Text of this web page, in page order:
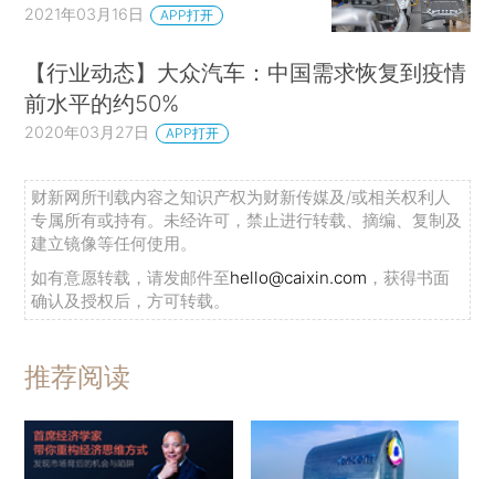
2021年03月16日 APP打开
【行业动态】大众汽车：中国需求恢复到疫情
前水平的约50%
2020年03月27日 APP打开
财新网所刊载内容之知识产权为财新传媒及/或相关权利人
专属所有或持有。未经许可，禁止进行转载、摘编、复制及
建立镜像等任何使用。
如有意愿转载，请发邮件至hello@caixin.com ，获得书面
确认及授权后，方可转载。
推荐阅读